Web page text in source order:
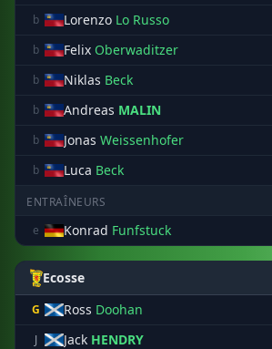
b
Lorenzo Lo Russo
b Felix Oberwaditzer
b Niklas Beck
b Andreas MALIN
b Jonas Weissenhofer
b Luca Beck
ENTRAÎNEURS
e
Konrad Funfstuck
Ecosse
G Ross Doohan
J Jack HENDRY